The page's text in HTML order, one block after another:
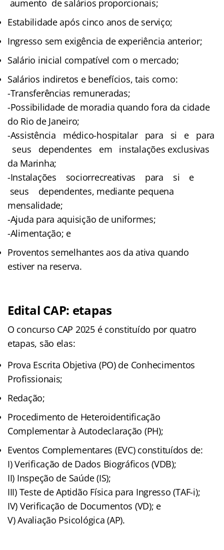
aumento de salários proporcionais;
Estabilidade após cinco anos de serviço;
Ingresso sem exigência de experiência anterior;
Salário inicial compatível com o mercado;
Salários indiretos e benefícios, tais como:
-Transferências remuneradas;
-Possibilidade de moradia quando fora da cidade
do Rio de Janeiro;
-Assistência médico-hospitalar para si e para
seus dependentes em instalações exclusivas
da Marinha;
-Instalações sociorrecreativas para si e
seus dependentes, mediante pequena
mensalidade;
-Ajuda para aquisição de uniformes;
-Alimentação; e
Proventos semelhantes aos da ativa quando
estiver na reserva.
Edital CAP: etapas
O concurso CAP 2025 é constituído por quatro
etapas, são elas:
Prova Escrita Objetiva (PO) de Conhecimentos
Profissionais;
Redação;
Procedimento de Heteroidentificação
Complementar à Autodeclaração (PH);
Eventos Complementares (EVC) constituídos de:
I) Verificação de Dados Biográficos (VDB);
II) Inspeção de Saúde (IS);
III) Teste de Aptidão Física para Ingresso (TAF-i);
IV) Verificação de Documentos (VD); e
V) Avaliação Psicológica (AP).